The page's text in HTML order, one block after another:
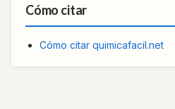
Cómo citar
Cómo citar quimicafacil.net